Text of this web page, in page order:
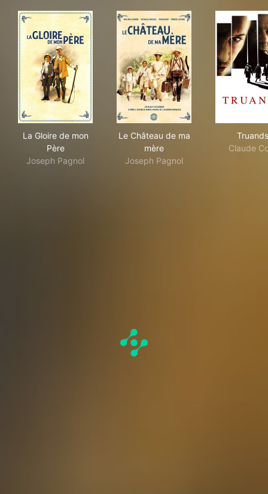
La Gloire de mon
Père
Joseph Pagnol
Le Château de ma
mère
Joseph Pagnol
Truands
Claude